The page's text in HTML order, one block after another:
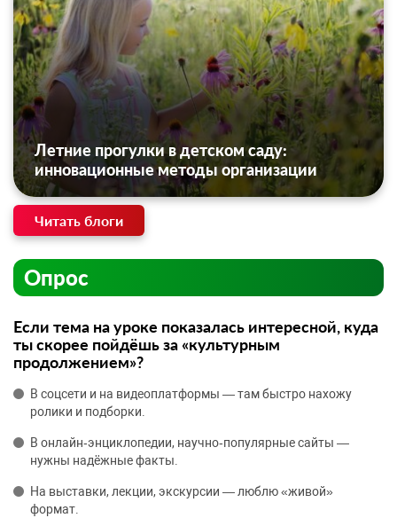
Летние прогулки в детском саду:
инновационные методы организации
Читать блоги
Опрос
Если тема на уроке показалась интересной, куда
ты скорее пойдёшь за «культурным
продолжением»?
В соцсети и на видеоплатформы — там быстро нахожу
ролики и подборки.
В онлайн‑энциклопедии, научно‑популярные сайты —
нужны надёжные факты.
На выставки, лекции, экскурсии — люблю «живой»
формат.